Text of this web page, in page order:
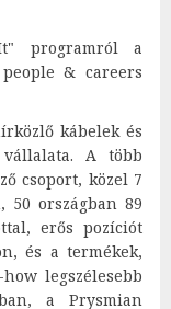
programról a
& careers
kábelek és
vállalata. A több
csoport, közel 7
50 országban 89
erős pozíciót
és a termékek,
legszélesebb
a Prysmian